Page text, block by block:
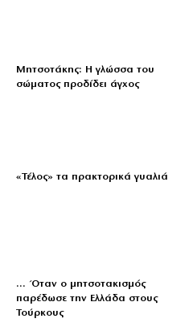
Μητσοτάκης: Η γλώσσα του
σώματος προδίδει άγχος
«Τέλος» τα πρακτορικά γυαλιά
… Όταν ο μητσοτακισμός
παρέδωσε την Ελλάδα στους
Τούρκους